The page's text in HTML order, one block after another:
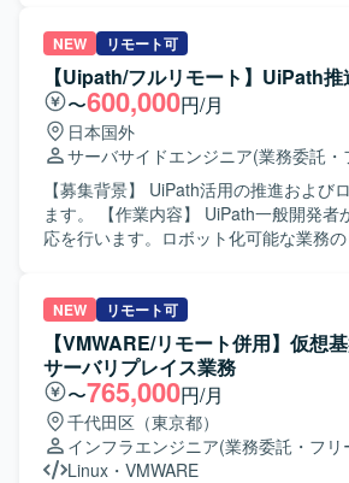
設計・進捗品質管理・顧客報告・改善提
オフショアメンバーの管理や指示出しも行
る人物像】 AI等の最新技術に関心を持
きる方を求めています。 【ポジションの魅力】 顧客との直
接的なコミュニケーションを通じて、テ
質改善の提案を主導できます。 【開発環境】 アジャイル開
発体制です。バージョン管理にはGit、
にはSlack、Teams等を使用します。テ
BTS（Jira等）、テスト自動化ツール、
NEW リモート可
【Uipath/フルリモート】UiPath
〜600,000円/月
日本国外
サーバサイドエンジニア(業務委託・
【募集背景】 UiPath活用の推進および
ます。 【作業内容】 UiPath一般開発者からの問い合わせ対
応を行います。ロボット化可能な業務
【ポジションの魅力】 UiPath Autopilot
作成の検証に携われます。 【開発環境】 UiPath、UiPath
Autopilotを使用します。
NEW リモート可
【VMWARE/リモート併用】仮想
サーバリプレイス業務
〜765,000円/月
千代田区（東京都）
インフラエンジニア(業務委託・フリ
Linux ・ VMWARE